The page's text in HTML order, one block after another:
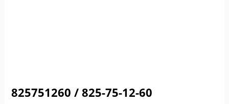
825751260 / 825-75-12-60